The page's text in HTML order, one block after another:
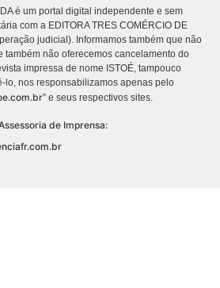
é um portal digital independente e sem
com a EDITORA TRES COMÉRCIO DE
judicial). Informamos também que não
também não oferecemos cancelamento do
impressa de nome ISTOÉ, tampouco
lo, nos responsabilizamos apenas pelo
” e seus respectivos sites.
de Imprensa: